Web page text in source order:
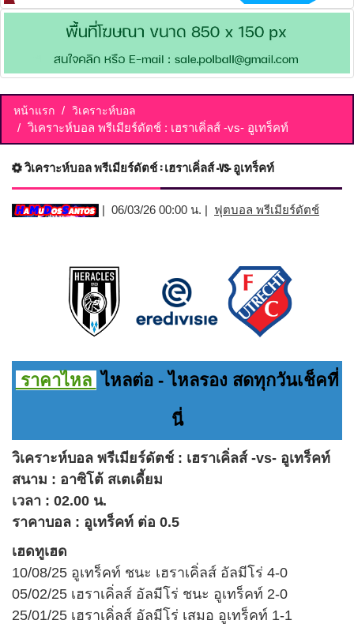
หน้าแรก วิเคราะห์บอล
วิเคราะห์บอล พรีเมียร์ดัตช์ : เฮราเคิ่ลส์ -vs- อูเทร็คท์
วิเคราะห์บอล พรีเมียร์ดัตช์ : เฮราเคิ่ลส์ -vs- อูเทร็คท์
| 06/03/26 00:00 น. | ฟุตบอล พรีเมียร์ดัตช์
ราคาไหล ไหลต่อ - ไหลรอง สดทุกวันเช็คที่
นี่
วิเคราะห์บอล พรีเมียร์ดัตช์ : เฮราเคิ่ลส์ -vs- อูเทร็คท์
สนาม : อาซิโต้ สเตเดี้ยม
เวลา : 02.00 น.
ราคาบอล : อูเทร็คท์ ต่อ 0.5
เฮดทูเฮด
10/08/25 อูเทร็คท์ ชนะ เฮราเคิ่ลส์ อัลมีโร่ 4-0
05/02/25 เฮราเคิ่ลส์ อัลมีโร่ ชนะ อูเทร็คท์ 2-0
25/01/25 เฮราเคิ่ลส์ อัลมีโร่ เสมอ อูเทร็คท์ 1-1